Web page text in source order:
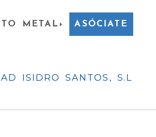
METAL ASÓCIATE
ISIDRO SANTOS, S.L